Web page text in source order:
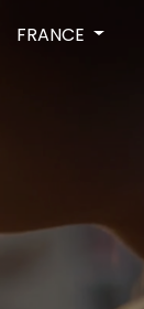
FRANCE